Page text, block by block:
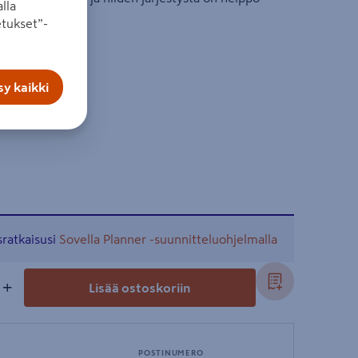
Sovella Planner -suunnitteluohjelmalla
+ Lisää ostoskoriin
POSTINUMERO
kaikki